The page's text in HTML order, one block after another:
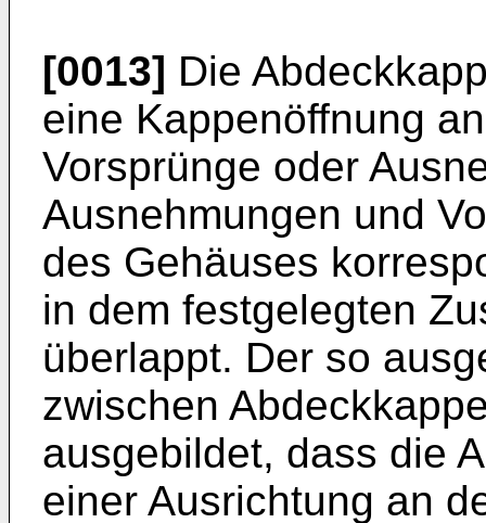
[0013] Die
eine Kappenöffnung
Vorsprünge oder
Ausnehmungen und
des Gehäuses
in dem festgelegten
überlappt. Der so
zwischen
ausgebildet, dass die
einer Ausrichtung an